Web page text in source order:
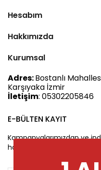
Hesabım
Hakkımızda
Kurumsal
Adres:Bostanlı
Karşıyaka İzmir
İletişim: 05302205846
E-BÜLTEN KAYIT
Kampanyalarımızdan ve
haberdar olun.